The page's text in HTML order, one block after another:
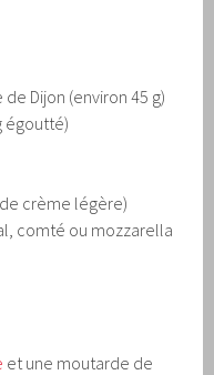
Dijon (environ 45 g)
égoutté)
crème légère)
comté ou mozzarella
et une moutarde de